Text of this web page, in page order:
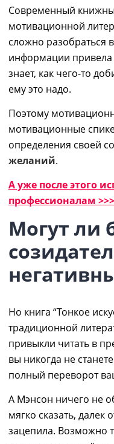
Современный
мотивационной
сложно разобраться
информации
знает, как чего-то
ему это надо.
Поэтому
мотивационные
определения своей
желаний.
А уже после этого
профессионалам >>>
Могут ли
Но книга “Тонкое
традиционной
привыкли читать в
вы никогда не
полный переворот
А Мэнсон ничего не
мягко сказать, далек
зацепила. Возможно